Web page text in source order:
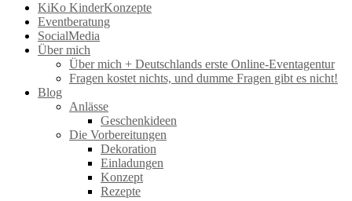
KiKo KinderKonzepte
Eventberatung
SocialMedia
Über mich
Über mich + Deutschlands erste Online-Eventagentur
Fragen kostet nichts, und dumme Fragen gibt es nicht!
Blog
Anlässe
Geschenkideen
Die Vorbereitungen
Dekoration
Einladungen
Konzept
Rezepte